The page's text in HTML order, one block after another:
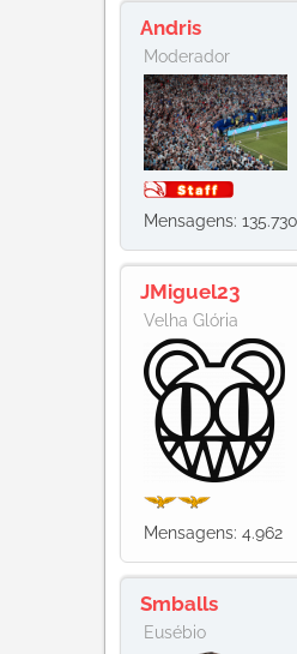
Andris
Moderador
Mensagens: 135.730
JMiguel23
Velha Glória
Mensagens: 4.962
Smballs
Eusébio